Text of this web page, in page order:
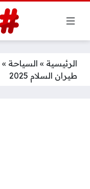
الرئيسية » السياحة »
طيران السلام 2025